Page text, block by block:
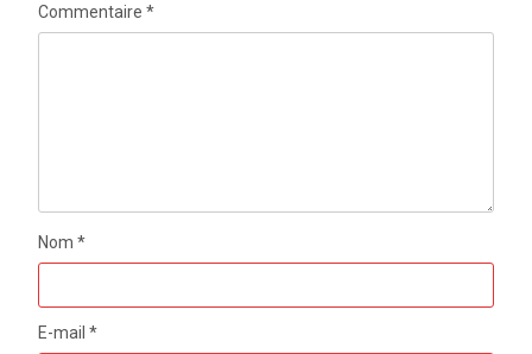
Commentaire*
Nom*
E-mail*